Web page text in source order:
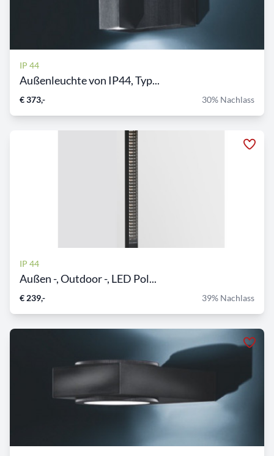
IP 44
Außenleuchte von IP44, Typ...
€ 373,- 30% Nachlass
IP 44
Außen -, Outdoor -, LED Pol...
€ 239,- 39% Nachlass